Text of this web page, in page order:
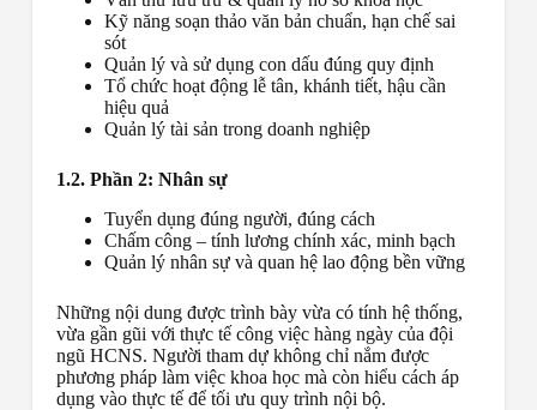
Kỹ năng soạn thảo văn bản chuẩn, hạn chế sai
sót
Quản lý và sử dụng con dấu đúng quy định
Tổ chức hoạt động lễ tân, khánh tiết, hậu cần
hiệu quả
Quản lý tài sản trong doanh nghiệp
1.2. Phần 2: Nhân sự
Tuyển dụng đúng người, đúng cách
Chấm công – tính lương chính xác, minh bạch
Quản lý nhân sự và quan hệ lao động bền vững
Những nội dung được trình bày vừa có tính hệ thống,
vừa gần gũi với thực tế công việc hàng ngày của đội
ngũ HCNS. Người tham dự không chỉ nắm được
phương pháp làm việc khoa học mà còn hiểu cách áp
dụng vào thực tế để tối ưu quy trình nội bộ.